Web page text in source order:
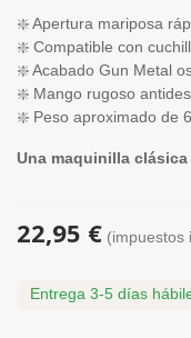
❇️ Apertura mariposa
❇️ Compatible con
❇️ Acabado Gun Metal
❇️ Mango rugoso
❇️ Peso aproximado de
Una maquinilla
22,95 € (impuestos
Entrega 3-5 días